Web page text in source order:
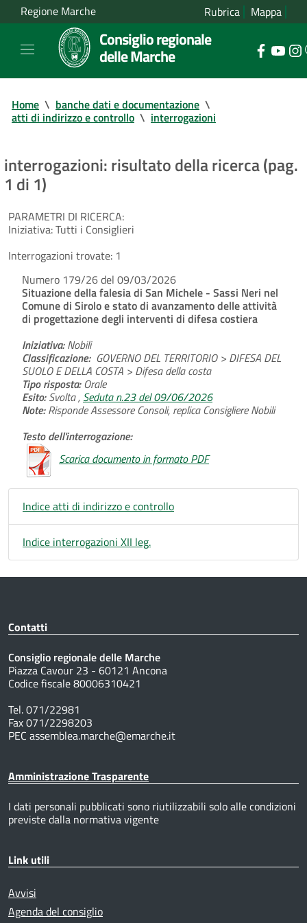
Regione Marche Rubrica Mappa
Consiglio regionale
delle Marche
Home \ banche dati e documentazione \
atti di indirizzo e controllo \ interrogazioni
interrogazioni: risultato della ricerca (pag.
1 di 1)
PARAMETRI DI RICERCA:
Iniziativa:Tutti i Consiglieri
Interrogazioni trovate: 1
Numero 179/26 del 09/03/2026
Situazione della falesia di San Michele - Sassi Neri nel
Comune di Sirolo e stato di avanzamento delle attività
di progettazione degli interventi di difesa costiera
Iniziativa:Nobili
Classificazione: GOVERNO DEL TERRITORIO > DIFESA DEL
SUOLO E DELLA COSTA > Difesa della costa
Tipo risposta:Orale
Esito:Svolta , Seduta n.23 del 09/06/2026
Note:Risponde Assessore Consoli, replica Consigliere Nobili
Testo dell'interrogazione:
Scarica documento in formato PDF
Indice atti di indirizzo e controllo
Indice interrogazioni XII leg.
Contatti
Consiglio regionale delle Marche
Piazza Cavour 23 - 60121 Ancona
Codice fiscale 80006310421
Tel. 071/22981
Fax 071/2298203
PEC assemblea.marche@emarche.it
Amministrazione Trasparente
I dati personali pubblicati sono riutilizzabili solo alle condizioni
previste dalla normativa vigente
Link utili
Avvisi
Agenda del consiglio